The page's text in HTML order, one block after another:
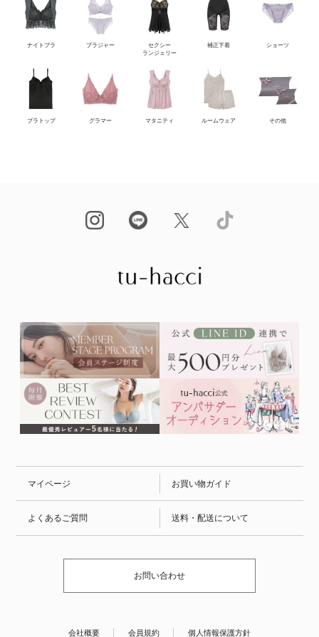
ナイトブラ ブラジャー
セクシー
ランジェリー
補正下着 ショーツ
ブラトップ グラマー マタニティ ルームウェア その他
マイページ お買い物ガイド
よくあるご質問 送料・配送について
お問い合わせ
会社概要 会員規約 個人情報保護方針